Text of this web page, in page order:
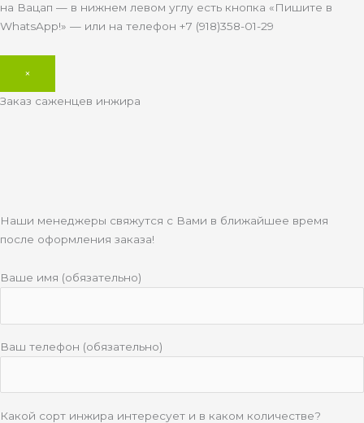
на Вацап — в нижнем левом углу есть кнопка «Пишите в
WhatsApp!» — или на телефон +7 (918)358-01-29
×
Заказ саженцев инжира
Наши менеджеры свяжутся с Вами в ближайшее время
после оформления заказа!
Ваше имя (обязательно)
Ваш телефон (обязательно)
Какой сорт инжира интересует и в каком количестве?